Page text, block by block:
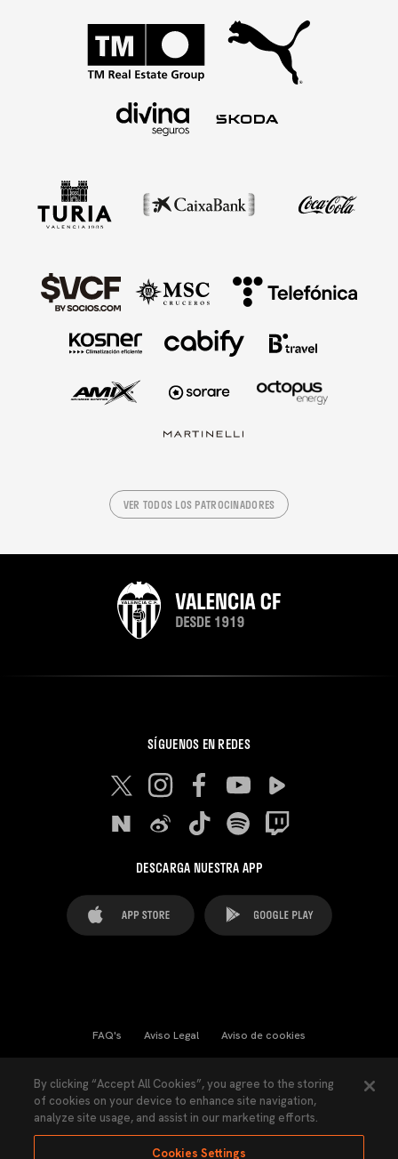
VER TODOS LOS PATROCINADORES
SÍGUENOS EN REDES
DESCARGA NUESTRA APP
FAQ's Aviso Legal Aviso de cookies
Ley Transparencia Política de Privacidad
Accesibilidad
By clicking “Accept All Cookies”, you agree to the storing
of cookies on your device to enhance site navigation,
analyze site usage, and assist in our marketing efforts.
Cookies Settings